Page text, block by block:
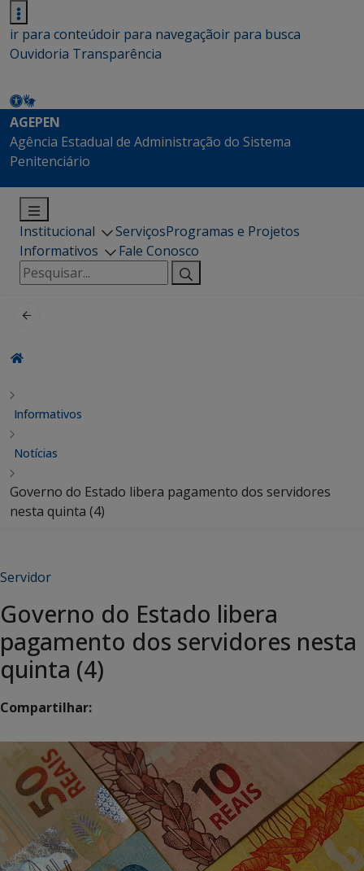
ir para conteúdoir para navegaçãoir para busca
Ouvidoria Transparência
AGEPEN
Agência Estadual de Administração do Sistema
Penitenciário
Institucional ServiçosProgramas e Projetos
Informativos
Fale Conosco
Pesquisar
por:
Informativos
Notícias
Governo do Estado libera pagamento dos servidores
nesta quinta (4)
Servidor
Governo do Estado libera
pagamento dos servidores nesta
quinta (4)
Compartilhar: